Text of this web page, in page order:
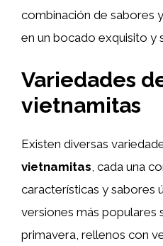
combinación de sabores
en un bocado exquisito y
Variedades
vietnamitas
Existen diversas
vietnamitas , cada una
características y sabores
versiones más populares
primavera, rellenos con